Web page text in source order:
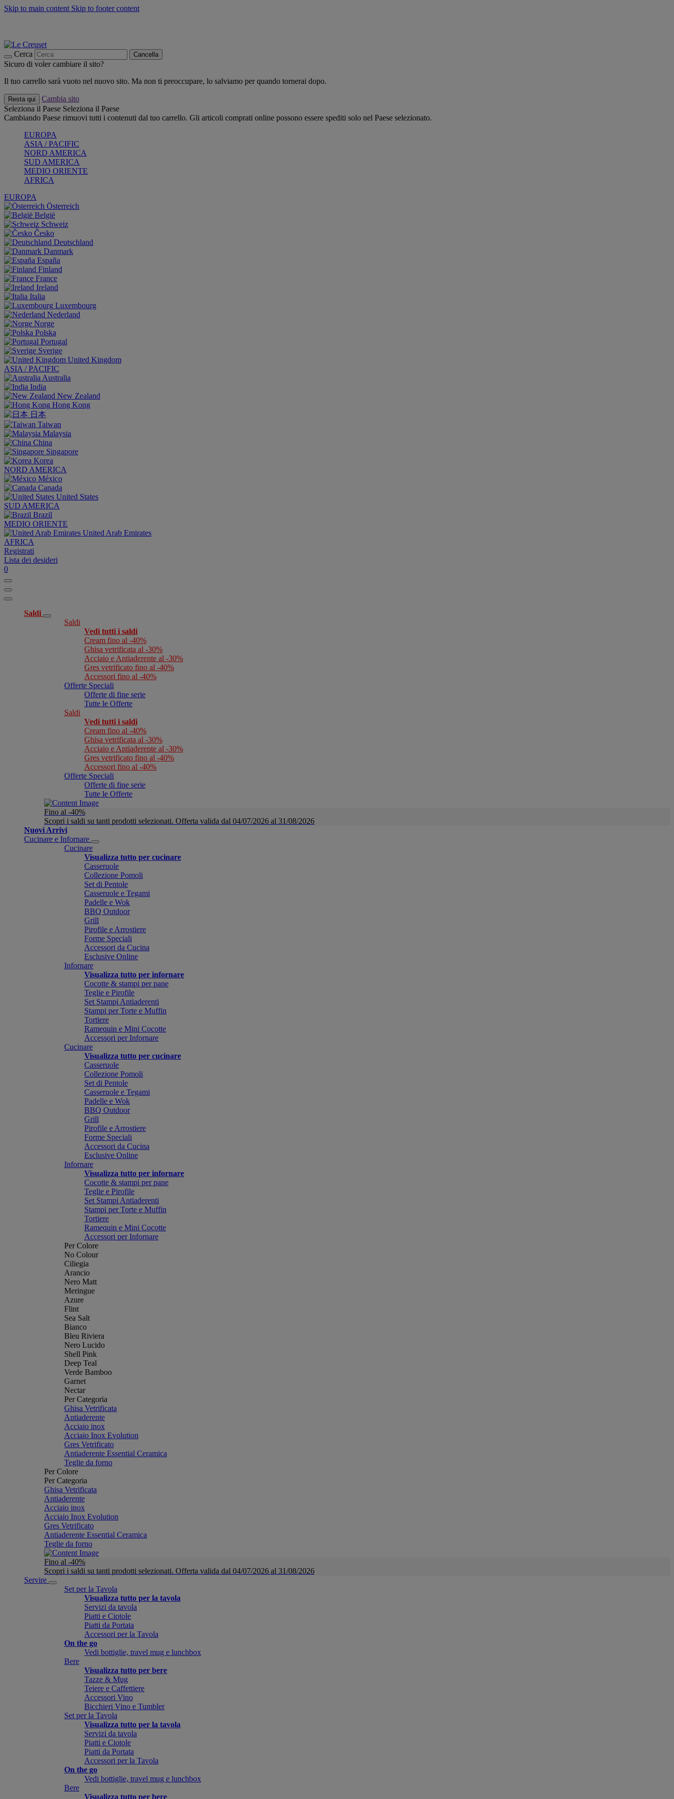
Skip to main content Skip to footer content
Cerca Cancella
Sicuro di voler cambiare il sito?
Il tuo carrello sarà vuoto nel nuovo sito. Ma non ti preoccupare, lo salviamo per quando tornerai dopo.
Resta qui
Cambia sito
Seleziona il Paese Seleziona il Paese
Cambiando Paese rimuovi tutti i contenuti dal tuo carrello. Gli articoli comprati online possono essere spediti solo nel Paese selezionato.
EUROPA
ASIA / PACIFIC
NORD AMERICA
SUD AMERICA
MEDIO ORIENTE
AFRICA
EUROPA
Österreich
België
Schweiz
Česko
Deutschland
Danmark
España
Finland
France
Ireland
Italia
Luxembourg
Nederland
Norge
Polska
Portugal
Sverige
United Kingdom
ASIA / PACIFIC
Australia
India
New Zealand
Hong Kong
日本
Taiwan
Malaysia
China
Singapore
Korea
NORD AMERICA
México
Canada
United States
SUD AMERICA
Brazil
MEDIO ORIENTE
United Arab Emirates
AFRICA
Registrati
Lista dei desideri
0
Saldi
Saldi
Vedi tutti i saldi
Cream fino al -40%
Ghisa vetrificata al -30%
Acciaio e Antiaderente al -30%
Gres vetrificato fino al -40%
Accessori fino al -40%
Offerte Speciali
Offerte di fine serie
Tutte le Offerte
Saldi
Vedi tutti i saldi
Cream fino al -40%
Ghisa vetrificata al -30%
Acciaio e Antiaderente al -30%
Gres vetrificato fino al -40%
Accessori fino al -40%
Offerte Speciali
Offerte di fine serie
Tutte le Offerte
Fino al -40%
Scopri i saldi su tanti prodotti selezionati. Offerta valida dal 04/07/2026 al 31/08/2026
Nuovi Arrivi
Cucinare e Infornare
Cucinare
Visualizza tutto per cucinare
Casseruole
Collezione Pomoli
Set di Pentole
Casseruole e Tegami
Padelle e Wok
BBQ Outdoor
Grill
Pirofile e Arrostiere
Forme Speciali
Accessori da Cucina
Esclusive Online
Infornare
Visualizza tutto per infornare
Cocotte & stampi per pane
Teglie e Pirofile
Set Stampi Antiaderenti
Stampi per Torte e Muffin
Tortiere
Ramequin e Mini Cocotte
Accessori per Infornare
Cucinare
Visualizza tutto per cucinare
Casseruole
Collezione Pomoli
Set di Pentole
Casseruole e Tegami
Padelle e Wok
BBQ Outdoor
Grill
Pirofile e Arrostiere
Forme Speciali
Accessori da Cucina
Esclusive Online
Infornare
Visualizza tutto per infornare
Cocotte & stampi per pane
Teglie e Pirofile
Set Stampi Antiaderenti
Stampi per Torte e Muffin
Tortiere
Ramequin e Mini Cocotte
Accessori per Infornare
Per Colore
No Colour
Ciliegia
Arancio
Nero Matt
Meringue
Azure
Flint
Sea Salt
Bianco
Bleu Riviera
Nero Lucido
Shell Pink
Deep Teal
Verde Bamboo
Garnet
Nectar
Per Categoria
Ghisa Vetrificata
Antiaderente
Acciaio inox
Acciaio Inox Evolution
Gres Vetrificato
Antiaderente Essential Ceramica
Teglie da forno
Per Colore
Per Categoria
Ghisa Vetrificata
Antiaderente
Acciaio inox
Acciaio Inox Evolution
Gres Vetrificato
Antiaderente Essential Ceramica
Teglie da forno
Fino al -40%
Scopri i saldi su tanti prodotti selezionati. Offerta valida dal 04/07/2026 al 31/08/2026
Servire
Set per la Tavola
Visualizza tutto per la tavola
Servizi da tavola
Piatti e Ciotole
Piatti da Portata
Accessori per la Tavola
On the go
Vedi bottiglie, travel mug e lunchbox
Bere
Visualizza tutto per bere
Tazze & Mug
Teiere e Caffettiere
Accessori Vino
Bicchieri Vino e Tumbler
Set per la Tavola
Visualizza tutto per la tavola
Servizi da tavola
Piatti e Ciotole
Piatti da Portata
Accessori per la Tavola
On the go
Vedi bottiglie, travel mug e lunchbox
Bere
Visualizza tutto per bere